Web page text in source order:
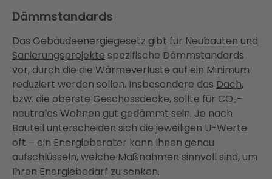
Dämmstandards
Das Gebäudeenergiegesetz gibt für Neubauten und
Sanierungsprojekte spezifische Dämmstandards
vor, durch die die Wärmeverluste auf ein Minimum
reduziert werden sollen. Insbesondere das Dach,
bzw. die oberste Geschossdecke, sollte für CO₂-
neutrales Wohnen gut gedämmt sein. Je nach
Bauteil unterscheiden sich die jeweiligen U-Werte
oft – ein Energieberater kann Ihnen genau
aufschlüsseln, welche Maßnahmen sinnvoll sind, um
Ihren Energiebedarf zu senken.